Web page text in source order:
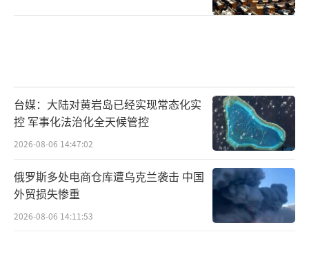
台媒：大陆对黄岩岛已经实现常态化实
控 军事化法治化全天候管控
2026-08-06 14:47:02
俄罗斯多处电商仓库遭乌克兰袭击 中国
外贸损失惨重
2026-08-06 14:11:53